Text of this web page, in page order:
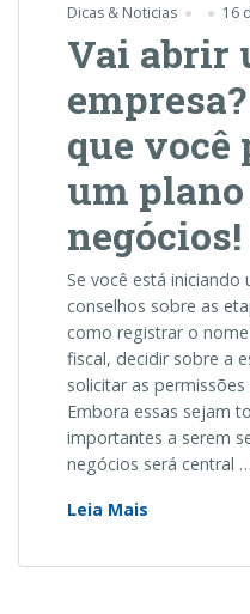
você
precisa
de
um
de
negócios!
Dicas & Noticias 16
Vai abrir
que você
um plano
negócios!
Se você está
conselhos sobre as
como registrar o
fiscal, decidir sobre a
solicitar as permissões
Embora essas sejam
importantes a serem
negócios será central …
Leia Mais
uma